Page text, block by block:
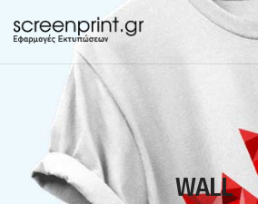
WALL